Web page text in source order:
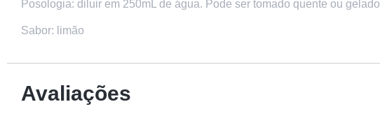
Posologia: diluir em 250mL de água. Pode ser tomado quente ou gelado
Sabor: limão
Avaliações